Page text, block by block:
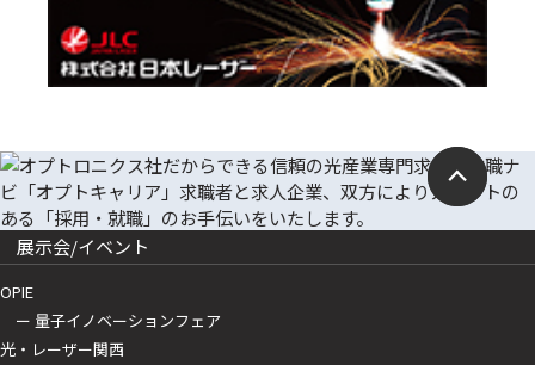
展示会/イベント
OPIE
ー 量子イノベーションフェア
光・レーザー関西